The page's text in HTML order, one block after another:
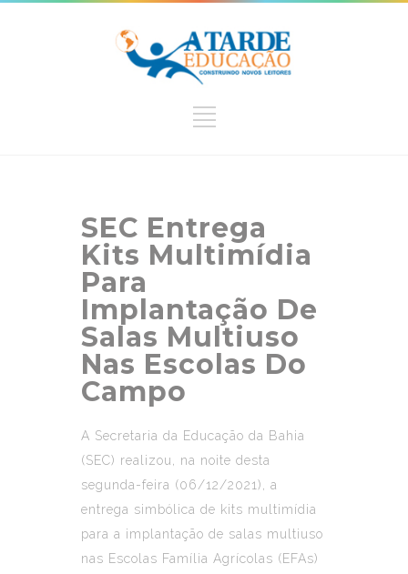
SEC Entrega
Kits Multimídia
Para
Implantação De
Salas Multiuso
Nas Escolas Do
Campo
A Secretaria da Educação da Bahia
(SEC) realizou, na noite desta
segunda-feira (06/12/2021), a
entrega simbólica de kits multimídia
para a implantação de salas multiuso
nas Escolas Família Agrícolas (EFAs)